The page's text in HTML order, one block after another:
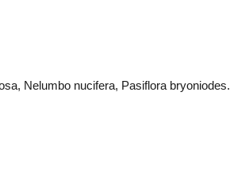
Nelumbo nucifera, Pasiflora bryoniodes.